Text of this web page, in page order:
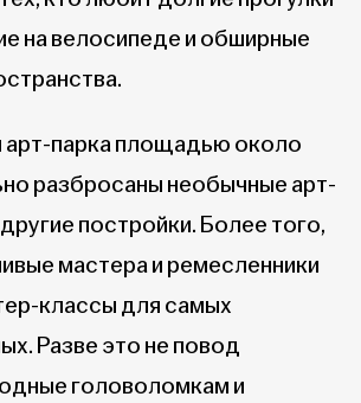
на велосипеде и обширные
арт-парка площадью около
разбросаны необычные арт-
постройки. Более того,
мастера и ремесленники
классы для самых
Разве это не повод
головоломкам и